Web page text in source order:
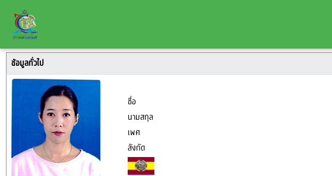
ข้อมูลทั่วไป
ชื่อ
นามสกุล
เพศ
สังกัด